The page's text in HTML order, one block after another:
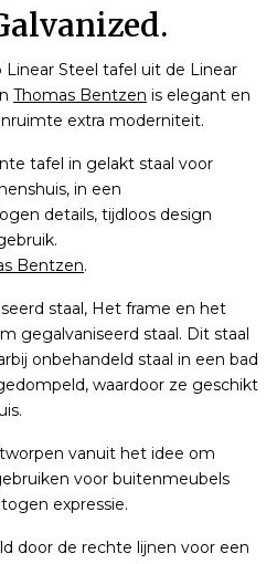
Steel tafel uit de Linear
Thomas Bentzen is elegant en
extra moderniteit.
tafel in gelakt staal voor
in een
details, tijdloos design
Bentzen.
staal, Het frame en het
gegalvaniseerd staal. Dit staal
onbehandeld staal in een bad
waardoor ze geschikt
vanuit het idee om
voor buitenmeubels
expressie.
door de rechte lijnen voor een